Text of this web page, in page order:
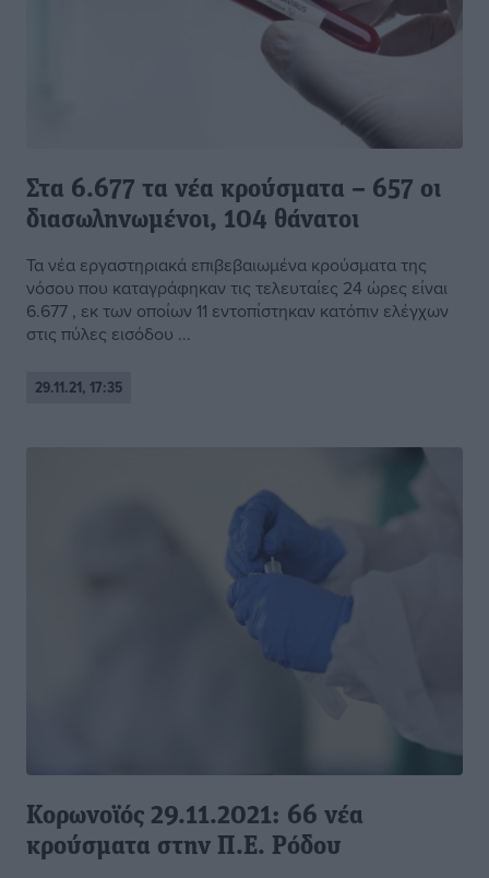
Στα 6.677 τα νέα κρούσματα – 657 οι
διασωληνωμένοι, 104 θάνατοι
Τα νέα εργαστηριακά επιβεβαιωμένα κρούσματα της
νόσου που καταγράφηκαν τις τελευταίες 24 ώρες είναι
6.677 , εκ των οποίων 11 εντοπίστηκαν κατόπιν ελέγχων
στις πύλες εισόδου ...
29.11.21, 17:35
Κορωνοϊός 29.11.2021: 66 νέα
κρούσματα στην Π.Ε. Ρόδου